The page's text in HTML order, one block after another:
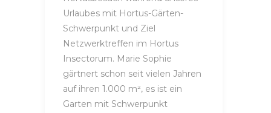
Urlaubes mit Hortus-Gärten-
Schwerpunkt und Ziel
Netzwerktreffen im Hortus
Insectorum. Marie Sophie
gärtnert schon seit vielen Jahren
auf ihren 1.000 m², es ist ein
Garten mit Schwerpunkt